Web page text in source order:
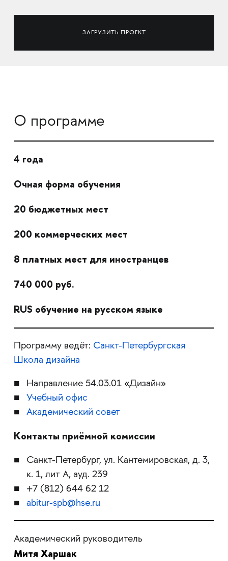
ЗАГРУЗИТЬ ПРОЕКТ
О программе
4 года
Очная форма обучения
20 бюджетных мест
200 коммерческих мест
8 платных мест для иностранцев
740 000 руб.
RUS обучение на русском языке
Программу ведёт: Санкт-Петербургская
Школа дизайна
Направление 54.03.01 «Дизайн»
Учебный офис
Академический совет
Контакты приёмной комиссии
Санкт-Петербург, ул. Кантемировская, д. 3,
к. 1, лит А, ауд. 239
+7(812) 644 62 12
abitur-spb@hse.ru
Академический руководитель
Митя Харшак